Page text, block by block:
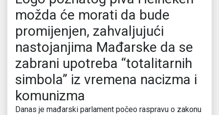
možda će morati da bude
promijenjen, zahvaljujući
nastojanjima Mađarske da se
zabrani upotreba “totalitarnih
simbola” iz vremena nacizma i
komunizma
Danas je mađarski parlament počeo raspravu o zakonu